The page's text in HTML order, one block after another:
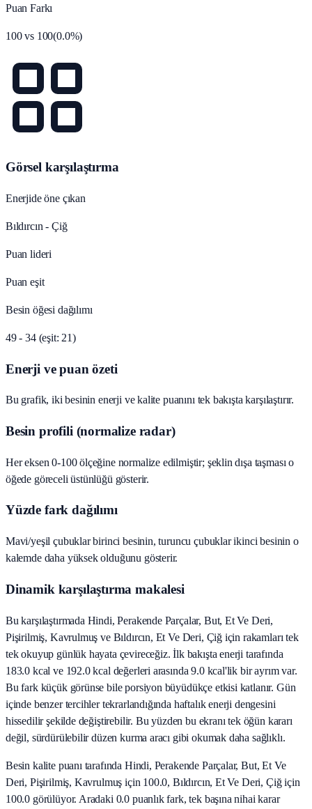
Puan Farkı
100vs 100(0.0%)
Görsel karşılaştırma
Enerjide öne çıkan
Bıldırcın - Çiğ
Puan lideri
Puan eşit
Besin öğesi dağılımı
49 - 34 (eşit: 21)
Enerji ve puan özeti
Bu grafik, iki besinin enerji ve kalite puanını tek bakışta karşılaştırır.
Besin profili (normalize radar)
Her eksen 0-100 ölçeğine normalize edilmiştir; şeklin dışa taşması o
öğede göreceli üstünlüğü gösterir.
Yüzde fark dağılımı
Mavi/yeşil çubuklar birinci besinin, turuncu çubuklar ikinci besinin o
kalemde daha yüksek olduğunu gösterir.
Dinamik karşılaştırma makalesi
Bu karşılaştırmada Hindi, Perakende Parçalar, But, Et Ve Deri,
Pişirilmiş, Kavrulmuş ve Bıldırcın, Et Ve Deri, Çiğ için rakamları tek
tek okuyup günlük hayata çevireceğiz. İlk bakışta enerji tarafında
183.0 kcal ve 192.0 kcal değerleri arasında 9.0 kcal'lik bir ayrım var.
Bu fark küçük görünse bile porsiyon büyüdükçe etkisi katlanır. Gün
içinde benzer tercihler tekrarlandığında haftalık enerji dengesini
hissedilir şekilde değiştirebilir. Bu yüzden bu ekranı tek öğün kararı
değil, sürdürülebilir düzen kurma aracı gibi okumak daha sağlıklı.
Besin kalite puanı tarafında Hindi, Perakende Parçalar, But, Et Ve
Deri, Pişirilmiş, Kavrulmuş için 100.0, Bıldırcın, Et Ve Deri, Çiğ için
100.0 görülüyor. Aradaki 0.0 puanlık fark, tek başına nihai karar